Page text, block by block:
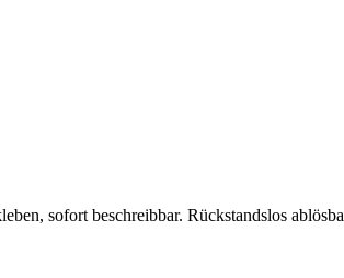
sofort beschreibbar. Rückstandslos